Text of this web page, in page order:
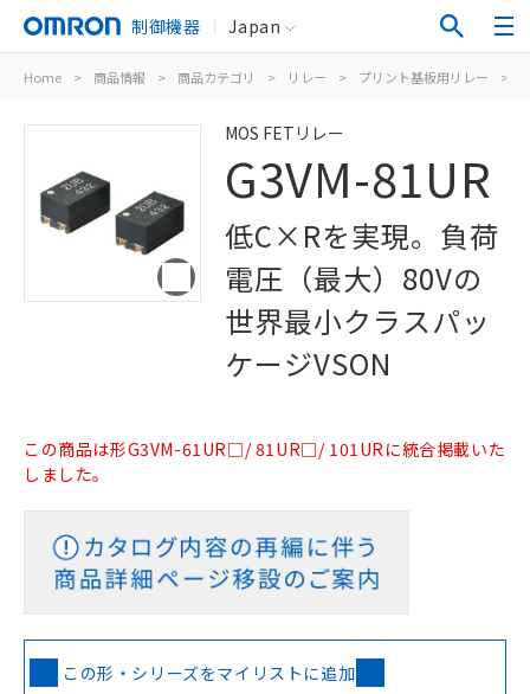
制御機器 Japan
Home > 商品情報 > 商品カテゴリ > リレー > プリント基板用リレー >
MOS FETリレー
G3VM-81UR
低C×Rを実現。負荷
電圧（最大）80Vの
世界最小クラスパッ
ケージVSON
この商品は形G3VM-61UR□/ 81UR□/ 101URに統合掲載いた
しました。
この形・シリーズをマイリストに追加